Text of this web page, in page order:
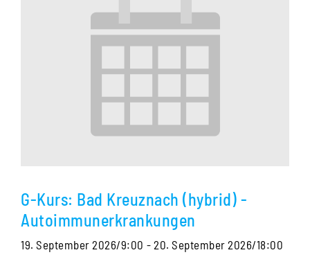
G-Kurs: Bad Kreuznach (hybrid) -
Autoimmunerkrankungen
19. September 2026/9:00 - 20. September 2026/18:00